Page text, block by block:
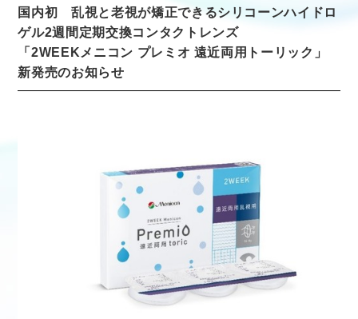
ニュース
採用情報
国内初 乱視と老視が矯正できるシリコーンハイドロ
ゲル2週間定期交換コンタクトレンズ
「2WEEKメニコン プレミオ 遠近両用トーリック」
新発売のお知らせ